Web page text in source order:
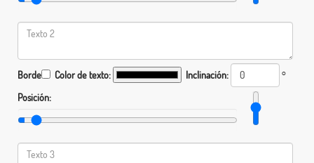
Borde Color de texto: Inclinación:
°
Posición: